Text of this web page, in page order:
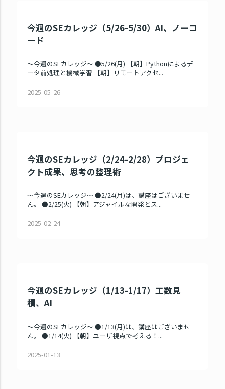
今週のSEカレッジ（5/26-5/30）AI、ノーコ
ード
～今週のSEカレッジ～ ●5/26(月) 【朝】Pythonによるデ
ータ前処理と機械学習 【朝】リモートアクセ...
2025-05-26
今週のSEカレッジ（2/24-2/28）プロジェ
クト成果、思考の整理術
～今週のSEカレッジ～ ●2/24(月)は、講座はございませ
ん。 ●2/25(火) 【朝】アジャイルな開発とス...
2025-02-24
今週のSEカレッジ（1/13-1/17）工数見
積、AI
～今週のSEカレッジ～ ●1/13(月)は、講座はございませ
ん。 ●1/14(火) 【朝】ユーザ視点で考える！...
2025-01-13